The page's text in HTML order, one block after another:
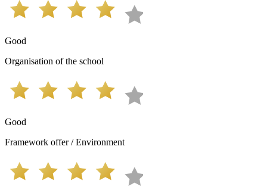
Good
Organisation of the school
Good
Framework offer / Environment